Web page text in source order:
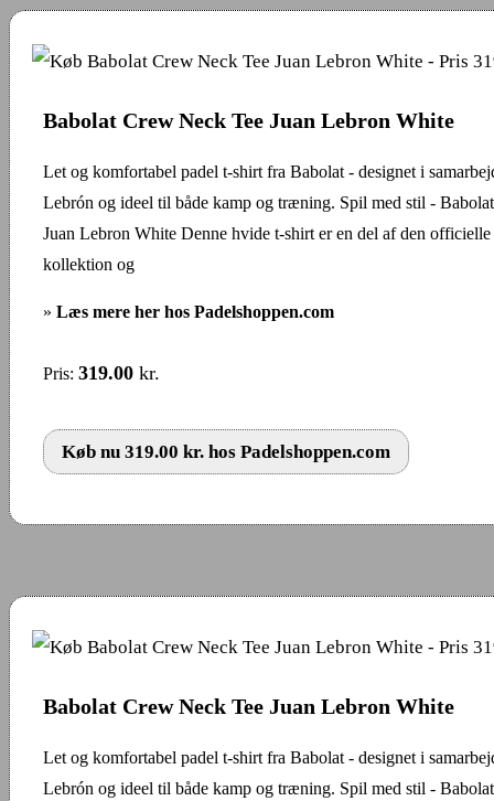
Babolat Crew Neck Tee Juan Lebron White
Let og komfortabel padel t-shirt fra Babolat - designet i
Lebrón og ideel til både kamp og træning. Spil med stil -
Juan Lebron White Denne hvide t-shirt er en del af den
kollektion og
» Læs mere her hos Padelshoppen.com
Pris: 319.00 kr.
Køb nu 319.00 kr. hos Padelshoppen.com
Babolat Crew Neck Tee Juan Lebron White
Let og komfortabel padel t-shirt fra Babolat - designet i
Lebrón og ideel til både kamp og træning. Spil med stil -